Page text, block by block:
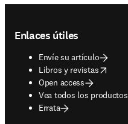
Enlaces útiles
Envíe su artículo
Libros y revistas
opens in new tab/window
Open access
Vea todos los productos
Errata